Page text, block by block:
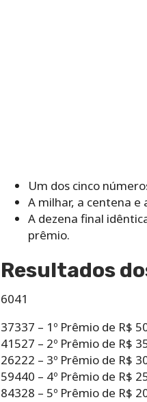
Um dos cinco
A milhar, a centena e
A dezena final
prêmio.
Resultados
6041
37337 – 1º Prêmio de R$
41527 – 2º Prêmio de R$
26222 – 3º Prêmio de R$
59440 – 4º Prêmio de R$
84328 – 5º Prêmio de R$